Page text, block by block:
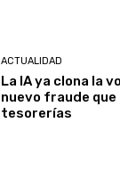
ACTUALIDAD
La IA ya clona la
nuevo fraude
tesorerías